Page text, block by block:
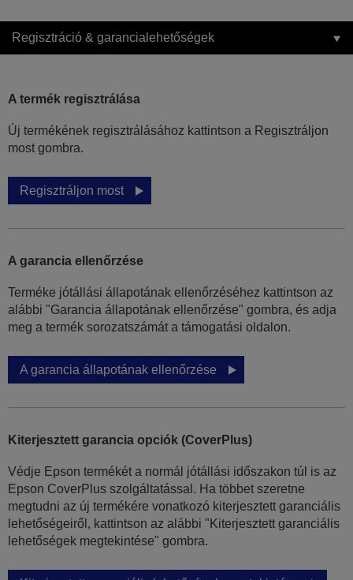
Regisztráció & garancialehetőségek
A termék regisztrálása
Új termékének regisztrálásához kattintson a Regisztráljon
most gombra.
Regisztráljon most
A garancia ellenőrzése
Terméke jótállási állapotának ellenőrzéséhez kattintson az
alábbi "Garancia állapotának ellenőrzése" gombra, és adja
meg a termék sorozatszámát a támogatási oldalon.
A garancia állapotának ellenőrzése
Kiterjesztett garancia opciók (CoverPlus)
Védje Epson termékét a normál jótállási időszakon túl is az
Epson CoverPlus szolgáltatással. Ha többet szeretne
megtudni az új termékére vonatkozó kiterjesztett garanciális
lehetőségeiről, kattintson az alábbi "Kiterjesztett garanciális
lehetőségek megtekintése" gombra.